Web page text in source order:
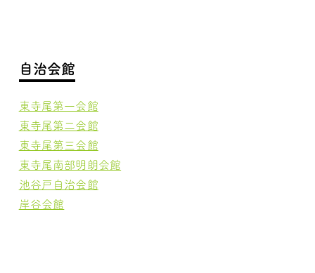
自治会館
東寺尾第一会館
東寺尾第二会館
東寺尾第三会館
東寺尾南部明朗会館
池谷戸自治会館
岸谷会館